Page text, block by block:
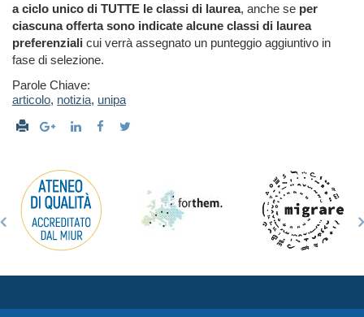
a ciclo unico di TUTTE le classi di laurea, anche se per
ciascuna offerta sono indicate alcune classi di laurea
preferenziali cui verrà assegnato un punteggio aggiuntivo in
fase di selezione.
Parole Chiave:
articolo, notizia, unipa